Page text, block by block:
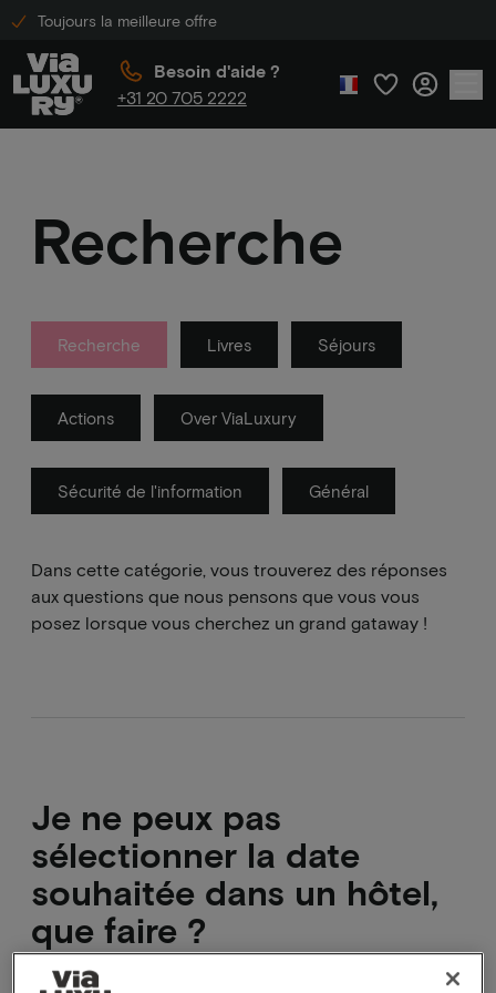
Toujours la meilleure offre
Besoin d'aide ?
+31 20 705 2222
Recherche
Recherche Livres Séjours
Actions Over ViaLuxury
Sécurité de l'information Général
Dans cette catégorie, vous trouverez des réponses
aux questions que nous pensons que vous vous
posez lorsque vous cherchez un grand gataway !
Je ne peux pas
sélectionner la date
souhaitée dans un hôtel,
que faire ?